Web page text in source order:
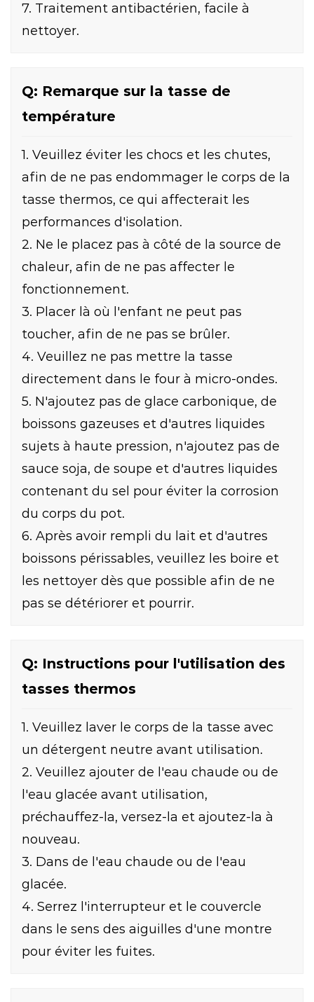
7. Traitement antibactérien, facile à
nettoyer.
Q: Remarque sur la tasse de
température
1. Veuillez éviter les chocs et les chutes,
afin de ne pas endommager le corps de la
tasse thermos, ce qui affecterait les
performances d'isolation.
2. Ne le placez pas à côté de la source de
chaleur, afin de ne pas affecter le
fonctionnement.
3. Placer là où l'enfant ne peut pas
toucher, afin de ne pas se brûler.
4. Veuillez ne pas mettre la tasse
directement dans le four à micro-ondes.
5. N'ajoutez pas de glace carbonique, de
boissons gazeuses et d'autres liquides
sujets à haute pression, n'ajoutez pas de
sauce soja, de soupe et d'autres liquides
contenant du sel pour éviter la corrosion
du corps du pot.
6. Après avoir rempli du lait et d'autres
boissons périssables, veuillez les boire et
les nettoyer dès que possible afin de ne
pas se détériorer et pourrir.
Q: Instructions pour l'utilisation des
tasses thermos
1. Veuillez laver le corps de la tasse avec
un détergent neutre avant utilisation.
2. Veuillez ajouter de l'eau chaude ou de
l'eau glacée avant utilisation,
préchauffez-la, versez-la et ajoutez-la à
nouveau.
3. Dans de l'eau chaude ou de l'eau
glacée.
4. Serrez l'interrupteur et le couvercle
dans le sens des aiguilles d'une montre
pour éviter les fuites.